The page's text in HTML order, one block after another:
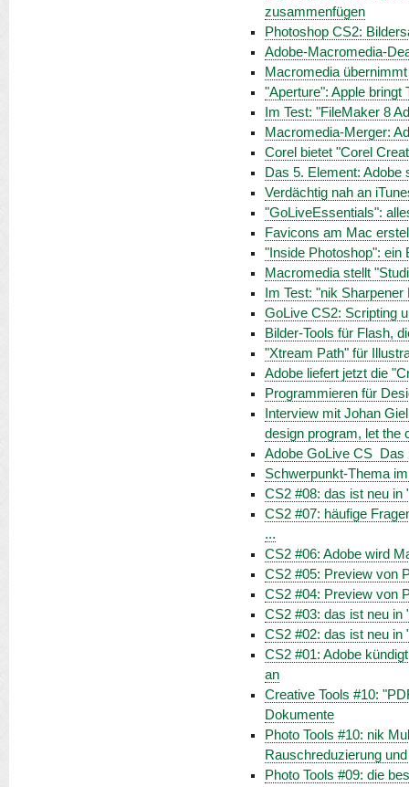
zusammenfügen
Photoshop CS2:
Adobe-Macromedia-
Macromedia
"Aperture": Apple bringt
Im Test: "FileMaker 8
Macromedia-Merger:
Corel bietet "Corel
Das 5. Element:
Verdächtig nah an
"GoLiveEssentials":
Favicons am Mac
"Inside Photoshop": ein
Macromedia stellt
Im Test: "nik
GoLive CS2: Scripting
Bilder-Tools für Flash,
"Xtream Path" für
Adobe liefert jetzt die
Programmieren für
Interview mit Johan
design program, let the
Adobe GoLive CS 
Schwerpunkt-Thema
CS2 #08: das ist neu in
CS2 #07: häufige
...
CS2 #06: Adobe wird
CS2 #05: Preview von
CS2 #04: Preview von
CS2 #03: das ist neu in
CS2 #02: das ist neu in
CS2 #01: Adobe
an
Creative Tools #10:
Dokumente
Photo Tools #10: nik
Rauschreduzierung
Photo Tools #09: die